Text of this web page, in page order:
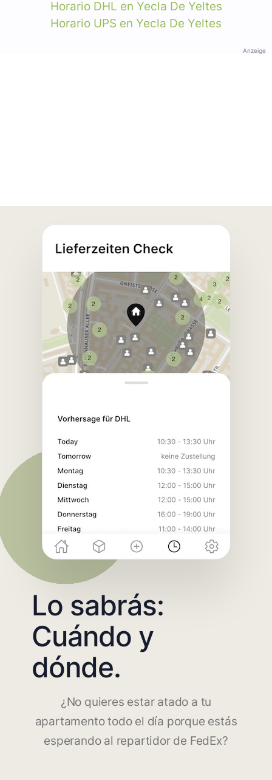
Horario DHL en Yecla De Yeltes
Horario UPS en Yecla De Yeltes
Anzeige
Lo sabrás:
Cuándo y
dónde.
¿No quieres estar atado a tu
apartamento todo el día porque estás
esperando al repartidor de FedEx?